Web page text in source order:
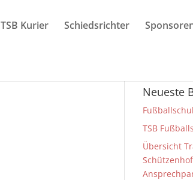
TSB Kurier Schiedsrichter
Neueste
TSB
Übersicht